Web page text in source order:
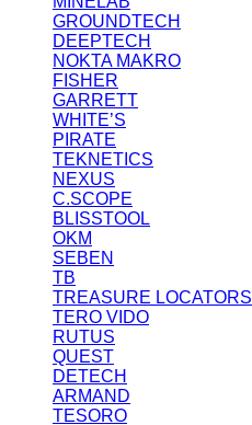
GROUNDTECH
DEEPTECH
NOKTA MAKRO
FISHER
GARRETT
WHITE’S
PIRATE
TEKNETICS
NEXUS
C.SCOPE
BLISSTOOL
OKM
SEBEN
TB
TREASURE LOCATORS
TERO VIDO
RUTUS
QUEST
DETECH
ARMAND
TESORO